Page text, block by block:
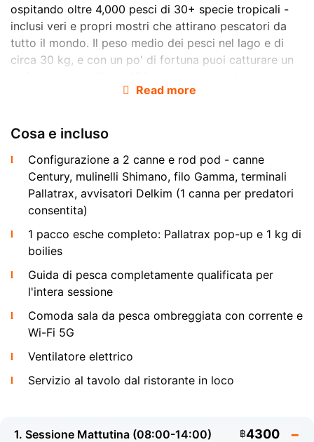
ospitando oltre 4,000 pesci di 30+ specie tropicali -
inclusi veri e propri mostri che attirano pescatori da
tutto il mondo. Il peso medio dei pesci nel lago e di
circa 30 kg, e con un po' di fortuna puoi catturare un
d'acqua dolce a Koh Samui a Top Cats e adatta sia ai
professionale assiste con la scelta della canna, l'esca e
la tecnica durante tutta la sessione.
Arapaima e Alligator Gar
La star del lago e l' arapaima- il piu grande pesce
d'acqua dolce al mondo. Gli esemplari a Top Cats
fino a 300 kg. I pescatori vengono a Koh Samui da
tutto il mondo per la possibilita di agganciare questo
qualificato. Altrettanto emozionante e l'
alligator gar -
Read more
Cosa e incluso
Configurazione a 2 canne e rod pod - canne
Century, mulinelli Shimano, filo Gamma, terminali
Pallatrax, avvisatori Delkim (1 canna per predatori
consentita)
1 pacco esche completo: Pallatrax pop-up e 1 kg di
boilies
Guida di pesca completamente qualificata per
l'intera sessione
Comoda sala da pesca ombreggiata con corrente e
Wi-Fi 5G
Ventilatore elettrico
Servizio al tavolo dal ristorante in loco
1. Sessione Mattutina (08:00-14:00) ฿4300